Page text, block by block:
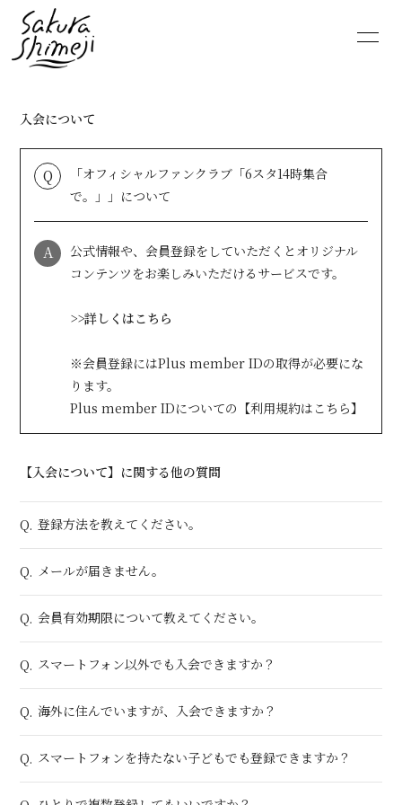
VIDEO
DISCOGRAPHY
MOVIE
RADIO
6st lounge
NOTE
会員登録 ログイン
入会について
Q
「オフィシャルファンクラブ「6スタ14時集合
で。」」について
A
公式情報や、会員登録をしていただくとオリジナル
コンテンツをお楽しみいただけるサービスです。
>>詳しくはこちら
※会員登録にはPlus member IDの取得が必要にな
ります。
Plus member IDについての【利用規約はこちら】
【入会について】に関する他の質問
Q. 登録方法を教えてください。
Q. メールが届きません。
Q. 会員有効期限について教えてください。
Q. スマートフォン以外でも入会できますか？
Q. 海外に住んでいますが、入会できますか？
Q. スマートフォンを持たない子どもでも登録できますか？